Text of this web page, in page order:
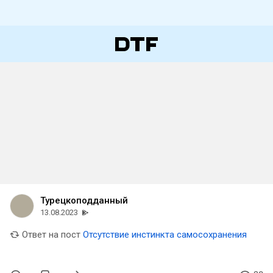
Турецкоподданный
13.08.2023
Ответ на пост Отсутствие инстинкта самосохранения